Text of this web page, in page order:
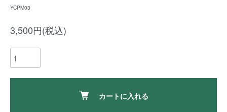
YCPM03
3,500円(税込)
カートに入れる